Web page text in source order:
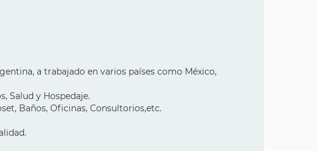
a trabajado en varios países como México,
Salud y Hospedaje.
Baños, Oficinas, Consultorios,etc.